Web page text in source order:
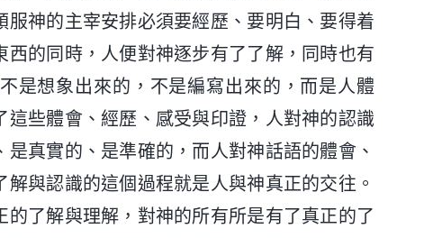
神的主宰安排必須要經歷、要明白、要得着
的同時，人便對神逐步有了了解，同時也有
是想象出來的，不是編寫出來的，而是人體
些體會、經歷、感受與印證，人對神的認識
真實的、是準確的，而人對神話語的體會、
與認識的這個過程就是人與神真正的交往。
了解與理解，對神的所有所是有了真正的了